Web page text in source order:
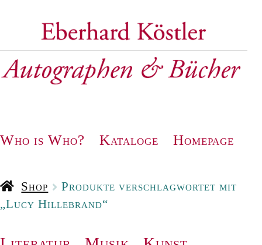
Navigation
Who is Who? Kataloge Homepage
Shop
Produkte verschlagwortet mit
„Lucy Hillebrand“